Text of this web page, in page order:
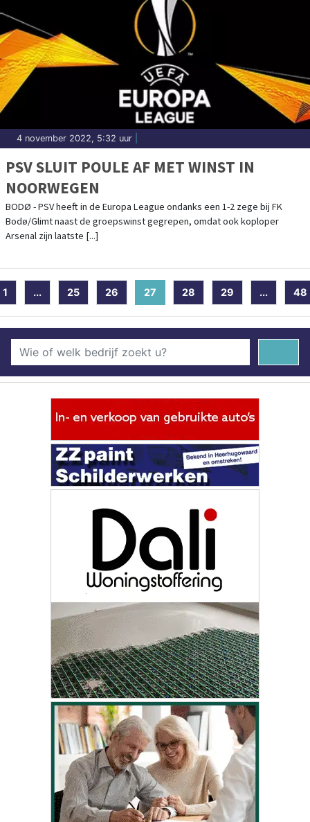
4 november 2022, 5:32 uur
PSV SLUIT POULE AF MET WINST IN
NOORWEGEN
BODØ - PSV heeft in de Europa League ondanks een 1-2 zege bij FK
Bodø/Glimt naast de groepswinst gegrepen, omdat ook koploper
Arsenal zijn laatste [...]
1 ... 25 26 27 (current)
28 29 ... 48